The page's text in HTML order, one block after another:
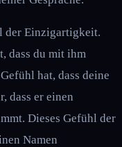
der Einzigartigkeit.
dass du mit ihm
hat, dass deine
dass er einen
Dieses Gefühl der
Namen